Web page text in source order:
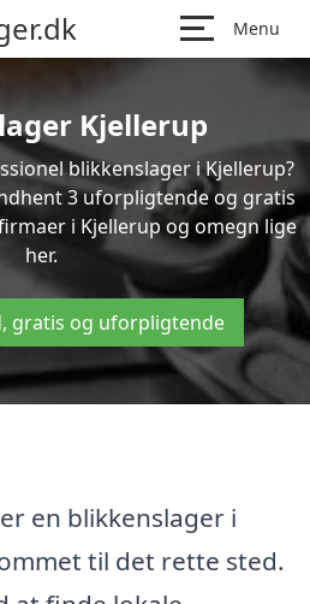
Menu
Kjellerup
blikkenslager i Kjellerup?
3 uforpligtende og gratis
i Kjellerup og omegn lige
her.
gratis og uforpligtende
en blikkenslager i
til det rette sted.